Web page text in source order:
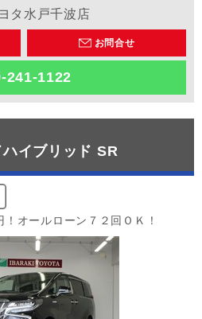
タ水戸千波店
お問合せ
241-1122
イブリッド SR
オールローン７２回ＯＫ！